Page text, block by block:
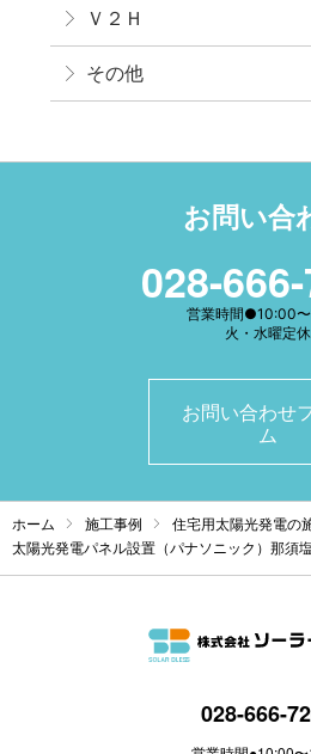
Ｖ２Ｈ
その他
お問い合
028-
営業時間●10:00
火・水曜定休
お問い合わせ
ム
ホーム 施工事例
住宅用太陽光発電の
太陽光発電パネル設置（パナソニック）那須
028-666-